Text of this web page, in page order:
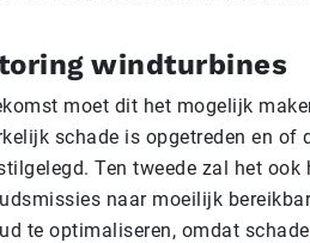
windturbines
moet dit het mogelijk
schade is opgetreden en of
Ten tweede zal het
naar moeilijk
te optimaliseren, omdat